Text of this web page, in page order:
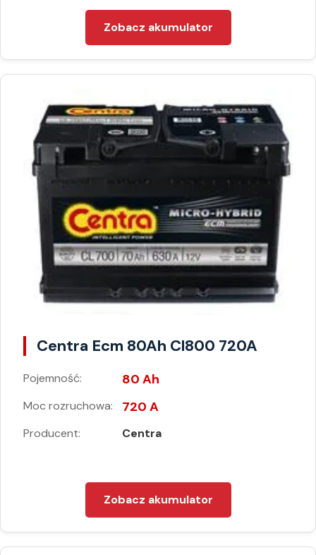
Zobacz akumulator
Centra Ecm 80Ah Cl800 720A
Pojemność: 80 Ah
Moc rozruchowa: 720 A
Producent: Centra
Zobacz akumulator